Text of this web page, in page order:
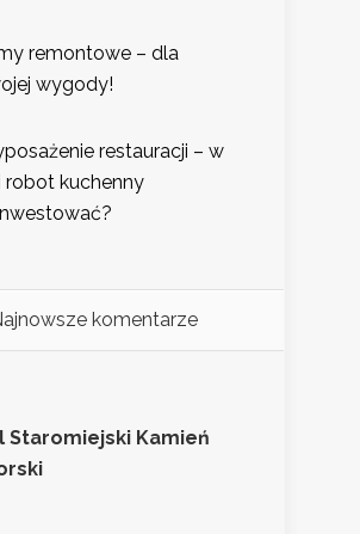
remontowe – dla
wygody!
restauracji – w
robot kuchenny
komentarze
Staromiejski Kamień